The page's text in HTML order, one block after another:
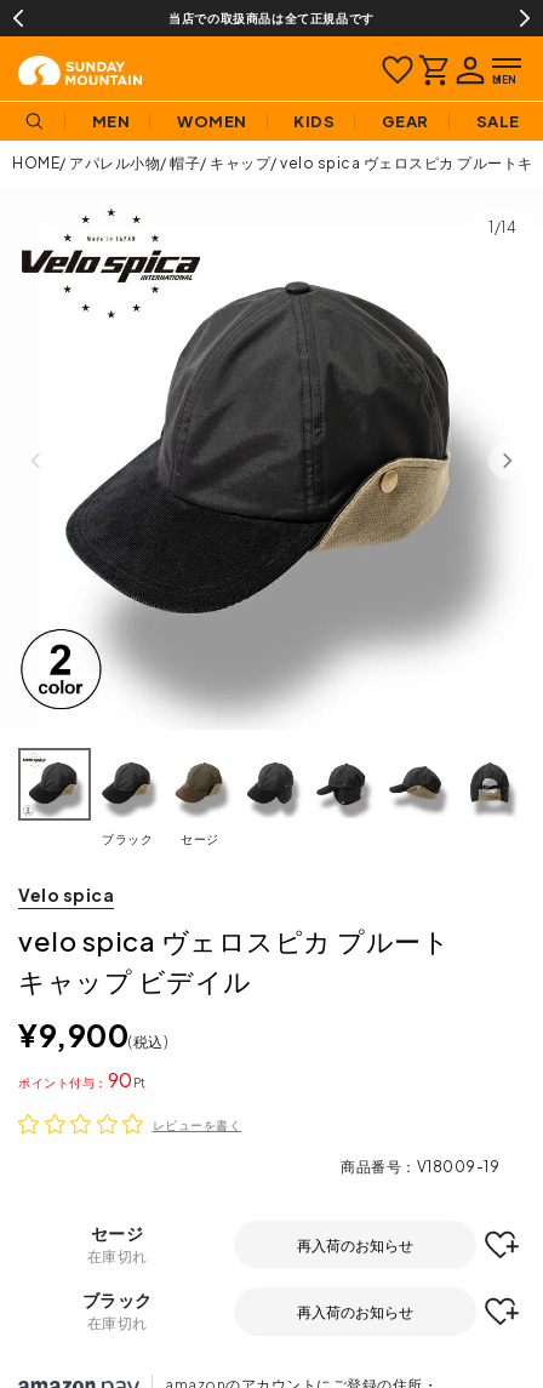
当店での取扱商品は全て正規品です
MEN WOMEN KIDS GEAR SALE
HOME アパレル小物 帽子 キャップ velo spica ヴェロスピカ プルートキ
1/14
ブラック セージ
Velo spica
velo spica ヴェロスピカ プルート
キャップ ビデイル
¥9,900 税込
90
ポイント
レビューを書く
商品番号 V18009-19
セージ
在庫切れ
再入荷のお知らせ
ブラック
在庫切れ
再入荷のお知らせ
amazonのアカウントにご登録の住所・